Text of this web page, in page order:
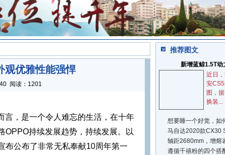
观优雅性能强悍
阅读：1201
言，是一个令人难忘的生活，在十年
OPPO持续发展趋势，持续发展。以
布公布了非常无私奉献10周年第一
推荐图文
新增蓝鲸1.5T动
近日
安
图，
换装...
想要睡一个好觉，如
马自达2020款CX30
轴距2680mm，增熔
遵循千禧粉的四个搭